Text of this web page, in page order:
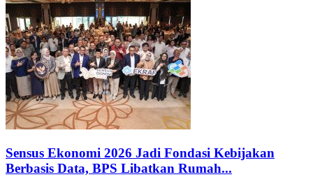
Sensus Ekonomi 2026 Jadi Fondasi Kebijakan
Berbasis Data, BPS Libatkan Rumah...